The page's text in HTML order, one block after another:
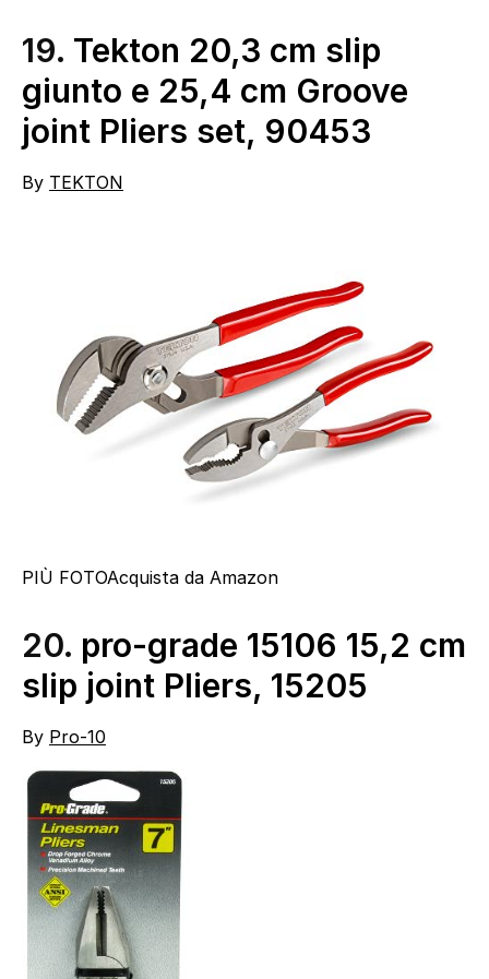
19. Tekton 20,3 cm slip
giunto e 25,4 cm Groove
joint Pliers set, 90453
By TEKTON
PIÙ FOTOAcquista da Amazon
20. pro-grade 15106 15,2 cm
slip joint Pliers, 15205
By Pro-10